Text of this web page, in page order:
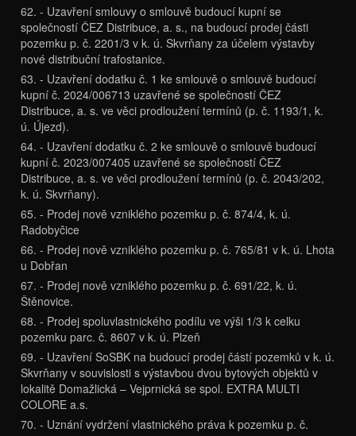
62. - Uzavření smlouvy o smlouvě budoucí kupní se
společností ČEZ Distribuce, a. s., na budoucí prodej části
pozemku p. č. 2201/3 v k. ú. Skvrňany za účelem výstavby
nové distribuční trafostanice.
63. - Uzavření dodatku č. 1 ke smlouvě o smlouvě budoucí
kupní č. 2024/006713 uzavřené se společností ČEZ
Distribuce, a. s. ve věci prodloužení termínů (p. č. 1193/1, k.
ú. Újezd).
64. - Uzavření dodatku č. 2 ke smlouvě o smlouvě budoucí
kupní č. 2023/007405 uzavřené se společností ČEZ
Distribuce, a. s. ve věci prodloužení termínů (p. č. 2043/202,
k. ú. Skvrňany).
65. - Prodej nově vzniklého pozemku p. č. 874/4, k. ú.
Radobyčice
66. - Prodej nově vzniklého pozemku p. č. 765/81 v k. ú. Lhota
u Dobřan
67. - Prodej nově vzniklého pozemku p. č. 691/22, k. ú.
Štěnovice.
68. - Prodej spoluvlastnického podílu ve výši 1/3 k celku
pozemku parc. č. 8607 v k. ú. Plzeň
69. - Uzavření SoSBK na budoucí prodej částí pozemků v k. ú.
Skvrňany v souvislosti s výstavbou dvou bytových objektů v
lokalitě Domažlická – Vejprnická se spol. EXTRA MULTI
COLORE a.s.
70. - Uznání vydržení vlastnického práva k pozemku p. č.